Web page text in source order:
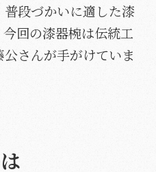
段づかいに適した漆
回の漆器椀は伝統工
さんが手がけていま